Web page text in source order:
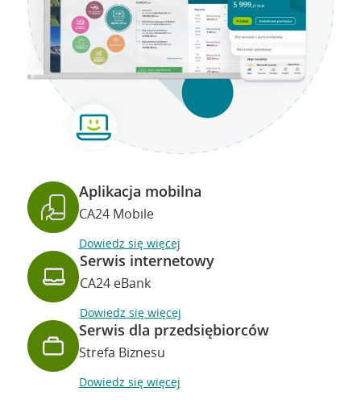
Aplikacja mobilna
CA24 Mobile
Dowiedz się więcej
Serwis internetowy
CA24 eBank
Dowiedz się więcej
Serwis dla przedsiębiorców
Strefa Biznesu
Dowiedz się więcej